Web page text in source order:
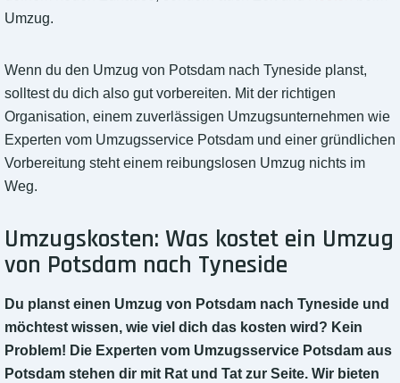
Umzug.
Wenn du den Umzug von Potsdam nach Tyneside planst,
solltest du dich also gut vorbereiten. Mit der richtigen
Organisation, einem zuverlässigen Umzugsunternehmen wie
Experten vom Umzugsservice Potsdam und einer gründlichen
Vorbereitung steht einem reibungslosen Umzug nichts im
Weg.
Umzugskosten: Was kostet ein Umzug
von Potsdam nach Tyneside
Du planst einen Umzug von Potsdam nach Tyneside und
möchtest wissen, wie viel dich das kosten wird? Kein
Problem! Die Experten vom Umzugsservice Potsdam aus
Potsdam stehen dir mit Rat und Tat zur Seite. Wir bieten